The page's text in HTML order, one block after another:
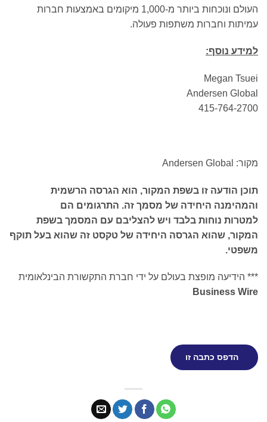
העולם ונוכחות ביותר מ-1,000 מיקומים באמצעות חברות
עמיתות וחברות משתפות פעולה.
למידע נוסף:
Megan Tsuei
Andersen Global
415-764-2700
מקור: Andersen Global
תוכן הודעה זו בשפת המקור, הוא הגרסה הרשמית
והמהימנה היחידה של מסמך זה. התרגומים הם
למטרות נוחות בלבד ויש להצליבם עם המסמך בשפת
המקור, שהוא הגרסה היחידה של טקסט זה שהוא בעל תוקף
משפטי.
*** הידיעה מופצת בעולם על ידי חברת התקשורת הבינלאומית
Business Wire
הדפס כתבה זו